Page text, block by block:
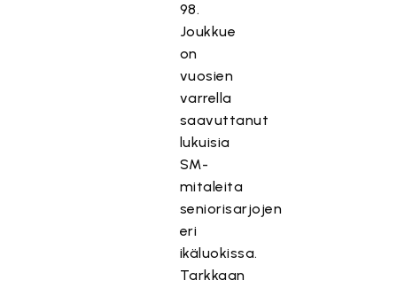
98.
Joukkue
on
vuosien
varrella
saavuttanut
lukuisia
SM-
mitaleita
seniorisarjojen
eri
ikäluokissa.
Tarkkaan